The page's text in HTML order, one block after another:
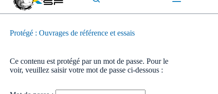
Protégé : Ouvrages de référence et essais
Ce contenu est protégé par un mot de passe. Pour le
voir, veuillez saisir votre mot de passe ci-dessous :